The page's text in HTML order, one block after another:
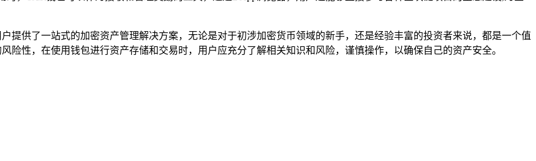
提供了一站式的加密资产管理解决方案，无论是对于初涉加密货币领域的新手，还是经验丰富的投资者来说，都是一个值
险性，在使用钱包进行资产存储和交易时，用户应充分了解相关知识和风险，谨慎操作，以确保自己的资产安全。